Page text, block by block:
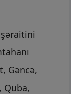
Gəncə,
Quba,